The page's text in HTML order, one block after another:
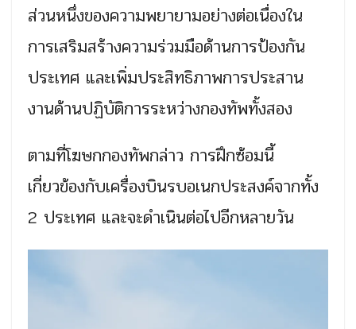
ส่วนหนึ่งของความพยายามอย่างต่อเนื่องใน
การเสริมสร้างความร่วมมือด้านการป้องกัน
ประเทศ และเพิ่มประสิทธิภาพการประสาน
งานด้านปฏิบัติการระหว่างกองทัพทั้งสอง
ตามที่โฆษกกองทัพกล่าว การฝึกซ้อมนี้
เกี่ยวข้องกับเครื่องบินรบอเนกประสงค์จากทั้ง
2 ประเทศ และจะดำเนินต่อไปอีกหลายวัน